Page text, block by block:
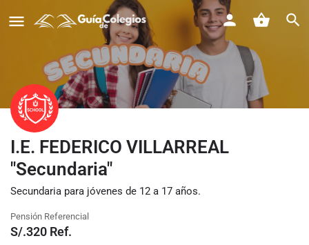
I.E. FEDERICO VILLARREAL
"Secundaria"
Secundaria para jóvenes de 12 a 17 años.
Pensión Referencial
S/.320 Ref.